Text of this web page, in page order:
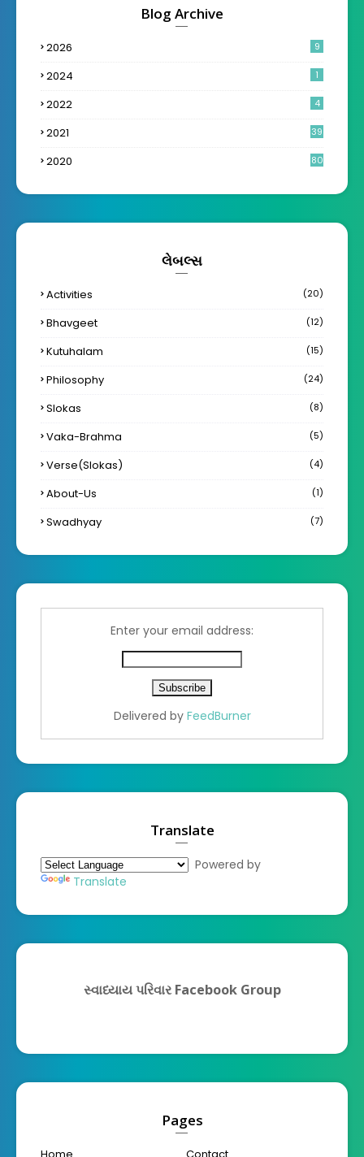
Blog Archive
2026 9
2024 1
2022 4
2021 39
2020 80
લેબલ્સ
Activities (20)
Bhavgeet (12)
Kutuhalam (15)
Philosophy (24)
Slokas (8)
Vaka-Brahma (5)
Verse(Slokas) (4)
About-Us (1)
Swadhyay (7)
Enter your email address:
Delivered by FeedBurner
Translate
Powered by
Translate
સ્વાધ્યાય પરિવાર Facebook Group
Pages
Home
Contact